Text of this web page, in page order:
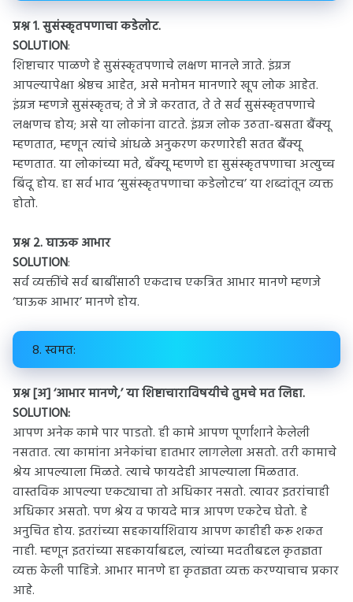
प्रश्न 1.सुसंस्कृतपणाचा कडेलोट.
SOLUTION:
शिष्टाचार पाळणे हे सुसंस्कृतपणाचे लक्षण मानले जाते. इंग्रज
आपल्यापेक्षा श्रेष्ठच आहेत, असे मनोमन मानणारे खूप लोक आहेत.
इंग्रज म्हणजे सुसंस्कृतच; ते जे जे करतात, ते ते सर्व सुसंस्कृतपणाचे
लक्षणच होय; असे या लोकांना वाटते. इंग्रज लोक उठता-बसता बैंक्यू
म्हणतात, म्हणून त्यांचे आंधळे अनुकरण करणारेही सतत बैंक्यू
म्हणतात. या लोकांच्या मते, बँक्यू म्हणणे हा सुसंस्कृतपणाचा अत्युच्च
बिंदू होय. हा सर्व भाव ‘सुसंस्कृतपणाचा कडेलोटच’ या शब्दांतून व्यक्त
होतो.
प्रश्न 2.घाऊक आभार
SOLUTION:
सर्व व्यक्तींचे सर्व बाबींसाठी एकदाच एकत्रित आभार मानणे म्हणजे
‘घाऊक आभार’ मानणे होय.
8. स्वमत:
प्रश्न [अ]‘आभार मानणे,’ या शिष्टाचाराविषयीचे तुमचे मत लिहा.
SOLUTION:
आपण अनेक कामे पार पाडतो. ही कामे आपण पूर्णांशाने केलेली
नसतात. त्या कामांना अनेकांचा हातभार लागलेला असतो. तरी कामाचे
श्रेय आपल्याला मिळते. त्याचे फायदेही आपल्याला मिळतात.
वास्तविक आपल्या एकट्याचा तो अधिकार नसतो. त्यावर इतरांचाही
अधिकार असतो. पण श्रेय व फायदे मात्र आपण एकटेच घेतो. हे
अनुचित होय. इतरांच्या सहकार्याशिवाय आपण काहीही करू शकत
नाही. म्हणून इतरांच्या सहकार्याबद्दल, त्यांच्या मदतीबद्दल कृतज्ञता
व्यक्त केली पाहिजे. आभार मानणे हा कृतज्ञता व्यक्त करण्याचाच प्रकार
आहे.